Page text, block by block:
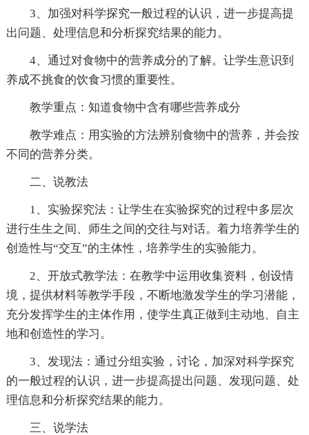
3、加强对科学探究一般过程的认识，进一步提高提
出问题、处理信息和分析探究结果的能力。
4、通过对食物中的营养成分的了解。让学生意识到
养成不挑食的饮食习惯的重要性。
教学重点：知道食物中含有哪些营养成分
教学难点：用实验的方法辨别食物中的营养，并会按
不同的营养分类。
二、说教法
1、实验探究法：让学生在实验探究的过程中多层次
进行生生之间、师生之间的交往与对话。着力培养学生的
创造性与“交互”的主体性，培养学生的实验能力。
2、开放式教学法：在教学中运用收集资料，创设情
境，提供材料等教学手段，不断地激发学生的学习潜能，
充分发挥学生的主体作用，使学生真正做到主动地、自主
地和创造性的学习。
3、发现法：通过分组实验，讨论，加深对科学探究
的一般过程的认识，进一步提高提出问题、发现问题、处
理信息和分析探究结果的能力。
三、说学法